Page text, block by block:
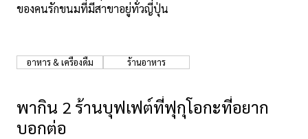
ของคนรักขนมที่มีสาขาอยู่ทั่วญี่ปุ่น
อาหาร & เครื่องดื่ม ร้านอาหาร
พากิน 2 ร้านบุฟเฟต์ที่ฟุกุโอกะที่อยาก
บอกต่อ